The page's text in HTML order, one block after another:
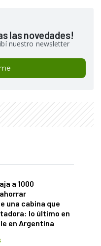
las novedades!
nuestro newsletter
a 1000
una cabina que
lo último en
en Argentina